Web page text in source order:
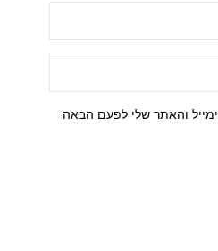
והאתר שלי לפעם הבאה